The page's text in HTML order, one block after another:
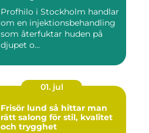
Profhilo i Stockholm handlar
om en injektionsbehandling
som återfuktar huden på
djupet o...
01. jul
Frisör lund så hittar man
rätt salong för stil, kvalitet
och trygghet